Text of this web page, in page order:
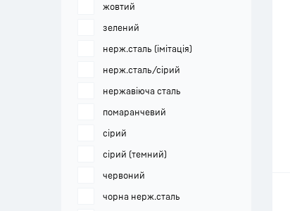
жовтий
зелений
нерж.сталь (імітація)
нерж.сталь/сірий
нержавіюча сталь
помаранчевий
сірий
сірий (темний)
червоний
чорна нерж.сталь